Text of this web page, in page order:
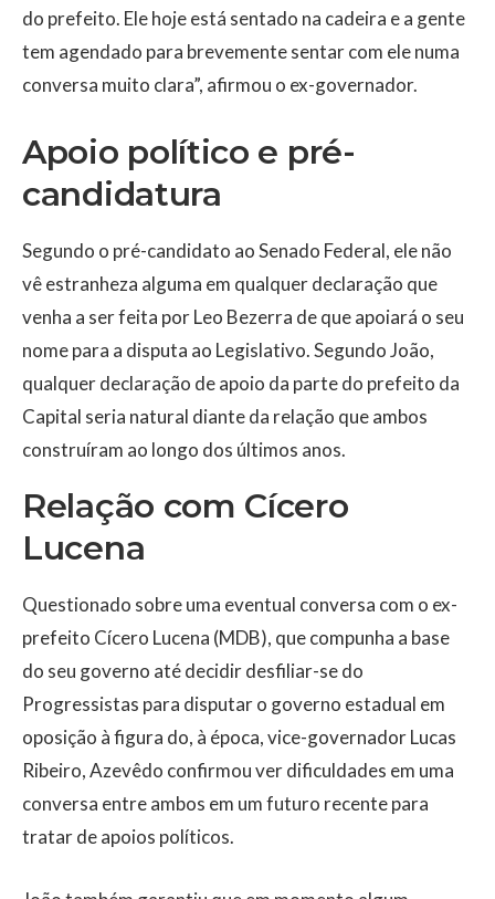
do prefeito. Ele hoje está sentado na cadeira e a gente
tem agendado para brevemente sentar com ele numa
conversa muito clara”, afirmou o ex-governador.
Apoio político e pré-
candidatura
Segundo o pré-candidato ao Senado Federal, ele não
vê estranheza alguma em qualquer declaração que
venha a ser feita por Leo Bezerra de que apoiará o seu
nome para a disputa ao Legislativo. Segundo João,
qualquer declaração de apoio da parte do prefeito da
Capital seria natural diante da relação que ambos
construíram ao longo dos últimos anos.
Relação com Cícero
Lucena
Questionado sobre uma eventual conversa com o ex-
prefeito Cícero Lucena (MDB), que compunha a base
do seu governo até decidir desfiliar-se do
Progressistas para disputar o governo estadual em
oposição à figura do, à época, vice-governador Lucas
Ribeiro, Azevêdo confirmou ver dificuldades em uma
conversa entre ambos em um futuro recente para
tratar de apoios políticos.